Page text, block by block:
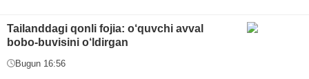
Tailanddagi qonli fojia: o‘quvchi avval
bobo-buvisini o‘ldirgan
Bugun 16:56